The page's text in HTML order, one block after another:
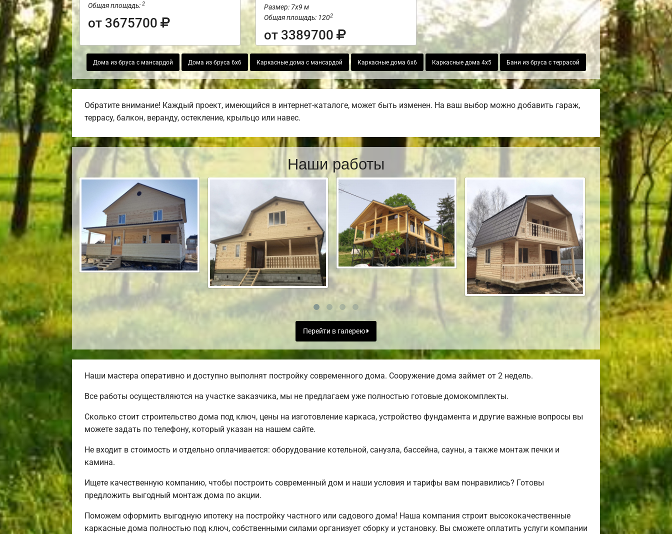
Общая площадь: 2
от 3675700
Размер: 7х9 м
Общая площадь: 1202
от 3389700
Дома из бруса с мансардой Дома из бруса 6х6 Каркасные дома с мансардой Каркасные дома 6х6 Каркасные дома 4х5 Бани из бруса с террасой
Обратите внимание! Каждый проект, имеющийся в интернет-каталоге, может быть изменен. На ваш выбор можно добавить гараж,
террасу, балкон, веранду, остекление, крыльцо или навес.
Наши работы
Перейти в галерею
Наши мастера оперативно и доступно выполнят постройку современного дома. Сооружение дома займет от 2 недель.
Все работы осуществляются на участке заказчика, мы не предлагаем уже полностью готовые домокомплекты.
Сколько стоит строительство дома под ключ, цены на изготовление каркаса, устройство фундамента и другие важные вопросы вы
можете задать по телефону, который указан на нашем сайте.
Не входит в стоимость и отдельно оплачивается: оборудование котельной, санузла, бассейна, сауны, а также монтаж печки и
камина.
Ищете качественную компанию, чтобы построить современный дом и наши условия и тарифы вам понравились? Готовы
предложить выгодный монтаж дома по акции.
Поможем оформить выгодную ипотеку на постройку частного или садового дома! Наша компания строит высококачественные
каркасные дома полностью под ключ, собственными силами организует сборку и установку. Вы сможете оплатить услуги компании